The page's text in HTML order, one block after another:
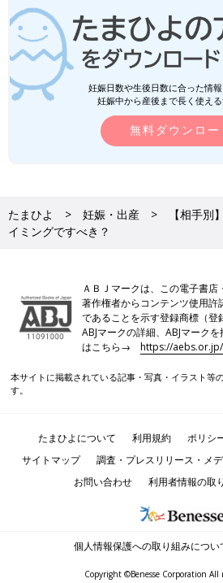
妊娠日数や生後日数に合った情
妊娠中から産後まで長く使え
無料ダウンロー
たまひよ 妊娠・出産
【相手別
イミングですべき？
ＡＢＪマークは、この電子書店
著作権者からコンテンツ使用許
であることを示す登録商標（登
ABJマークの詳細、ABJマーク
はこちら→https://aebs.or.jp/
本サイトに掲載されている記事・写真・イラスト等
す。
たまひよについて 利用規約 ポリシ
サイトマップ
調査・プレスリリース・メ
お問い合わせ
利用者情報の取
個人情報保護への取り組みについ
Copyright ©Benesse Corporation All